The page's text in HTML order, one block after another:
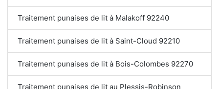
Traitement punaises de lit à Malakoff 92240
Traitement punaises de lit à Saint-Cloud 92210
Traitement punaises de lit à Bois-Colombes 92270
Traitement punaises de lit au Plessis-Robinson